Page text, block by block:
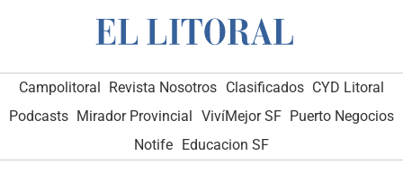
Campolitoral Revista Nosotros Clasificados CYD Litoral
Podcasts Mirador Provincial VivíMejor SF Puerto Negocios
Notife
Educacion SF